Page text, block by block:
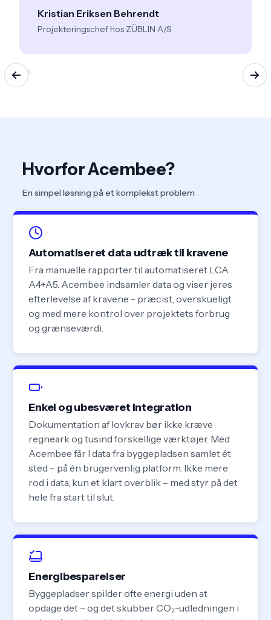
Kristian Eriksen Behrendt
Projekteringschef hos ZÜBLIN A/S
Hvorfor Acembee?
En simpel løsning på et komplekst problem
Automatiseret data udtræk til kravene
Fra manuelle rapporter til automatiseret LCA
A4+A5. Acembee indsamler data og viser jeres
efterlevelse af kravene - præcist, overskueligt
og med mere kontrol over projektets forbrug
og grænseværdi.
Enkel og ubesværet integration
Dokumentation af lovkrav bør ikke kræve
regneark og tusind forskellige værktøjer. Med
Acembee får I data fra byggepladsen samlet ét
sted – på én brugervenlig platform. Ikke mere
rod i data, kun et klart overblik – med styr på det
hele fra start til slut.
Energibesparelser
Byggepladser spilder ofte energi uden at
opdage det – og det skubber CO₂-udledningen i